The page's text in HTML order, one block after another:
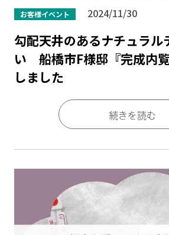
お客様イベント 2024/11/30
勾配天井のあるナチュラル
い 船橋市F様邸『完成内
しました
続きを読む